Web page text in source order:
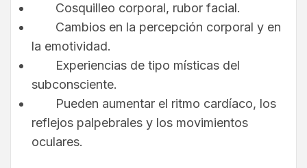
Cosquilleo corporal, rubor facial.
Cambios en la percepción corporal y en
la emotividad.
Experiencias de tipo místicas del
subconsciente.
Pueden aumentar el ritmo cardíaco, los
reflejos palpebrales y los movimientos
oculares.